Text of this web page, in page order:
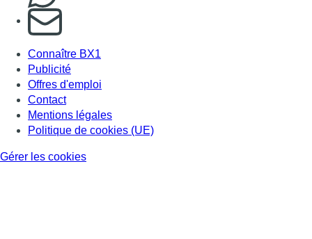
S'abonner à notre newsletter
Connaître BX1
Publicité
Offres d'emploi
Contact
Mentions légales
Politique de cookies (UE)
Gérer les cookies